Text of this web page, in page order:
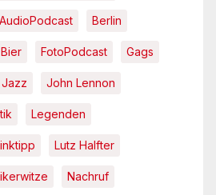
AudioPodcast Berlin
FotoPodcast Gags
Jazz John Lennon
Legenden
Lutz Halfter
Nachruf